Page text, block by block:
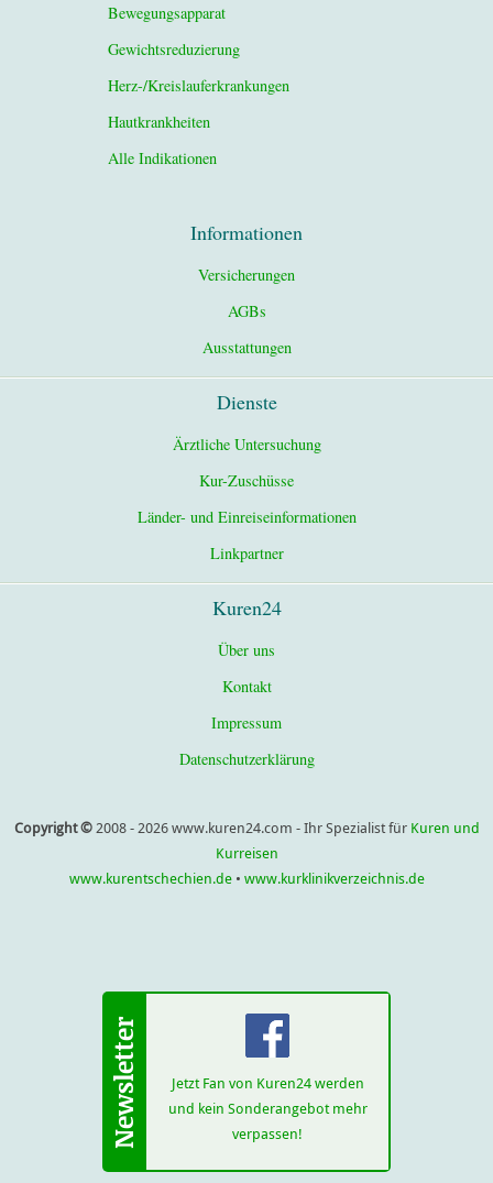
Bewegungsapparat
Gewichtsreduzierung
Herz-/Kreislauferkrankungen
Hautkrankheiten
Alle Indikationen
Informationen
Versicherungen
AGBs
Ausstattungen
Dienste
Ärztliche Untersuchung
Kur-Zuschüsse
Länder- und Einreiseinformationen
Linkpartner
Kuren24
Über uns
Kontakt
Impressum
Datenschutzerklärung
Copyright ©2008 - 2026 www.kuren24.com - Ihr Spezialist für Kuren und
Kurreisen
www.kurentschechien.de• www.kurklinikverzeichnis.de
Jetzt Fan von Kuren24 werden
und kein Sonderangebot mehr
verpassen!